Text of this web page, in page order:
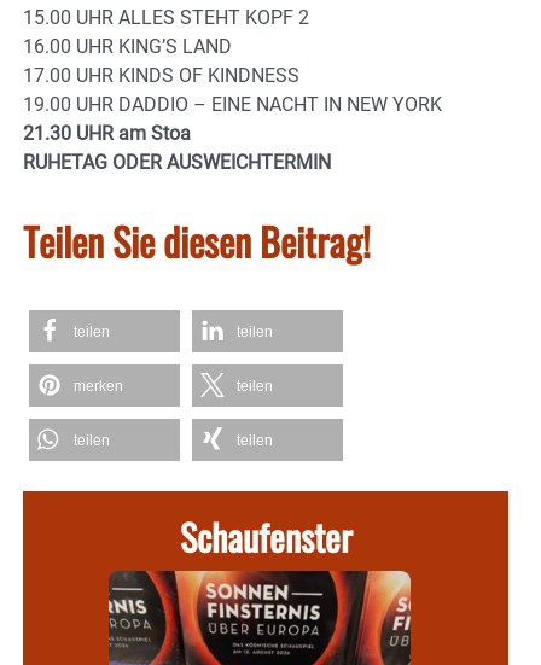
15.00 UHR ALLES STEHT KOPF 2
16.00 UHR KING’S LAND
17.00 UHR KINDS OF KINDNESS
19.00 UHR DADDIO – EINE NACHT IN NEW YORK
21.30 UHR am Stoa
RUHETAG ODER AUSWEICHTERMIN
Teilen Sie diesen Beitrag!
teilen teilen
merken teilen
teilen teilen
Schaufenster